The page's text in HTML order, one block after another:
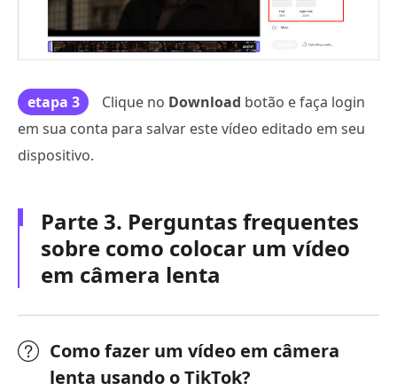
etapa 3 Clique no Download botão e faça login
em sua conta para salvar este vídeo editado em seu
dispositivo.
Parte 3. Perguntas frequentes
sobre como colocar um vídeo
em câmera lenta
Como fazer um vídeo em câmera
lenta usando o TikTok?